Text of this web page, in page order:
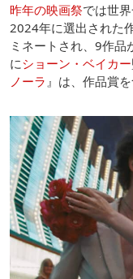
昨年の映画祭では世
2024年に選出された
ミネートされ、9作
にショーン・ベイカー
ノーラ 』は、作品賞